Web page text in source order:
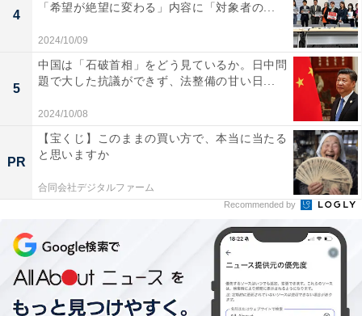
トンボの羽化から産卵までを根気強く追う悠仁さ
そのうちに、悠仁さまは山や川に出かけ、多様な自然環
境に棲（す）むトンボの羽化から産卵行動までの生活史
を観察・記録するようになった。
4
「希望が絶望に変わる」内容に「対象者の...
2024/10/09
5
中国は「石破首相」をどう見ているか。日中問
題で大した抗議ができず、法整備の甘い日...
2024/10/08
PR
【宝くじ】このままの買い方で、本当に当たる
と思いますか
合同会社デジタルファーム
Recommended by